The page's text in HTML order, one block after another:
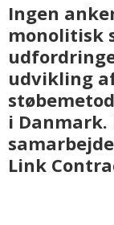
Byrum
Digitalisering og
Anlæg
Ingen
monolitisk
udvikling
i
Link